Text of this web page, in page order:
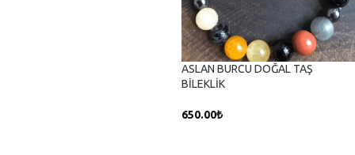
ASLAN BURCU DOĞAL TAŞ
BİLEKLİK
650.00₺